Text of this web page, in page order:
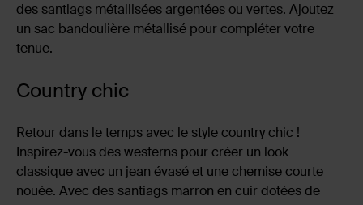
des santiags métallisées argentées ou vertes. Ajoutez
un sac bandoulière métallisé pour compléter votre
tenue.
Country chic
Retour dans le temps avec le style country chic !
Inspirez-vous des westerns pour créer un look
classique avec un jean évasé et une chemise courte
nouée. Avec des santiags marron en cuir dotées de